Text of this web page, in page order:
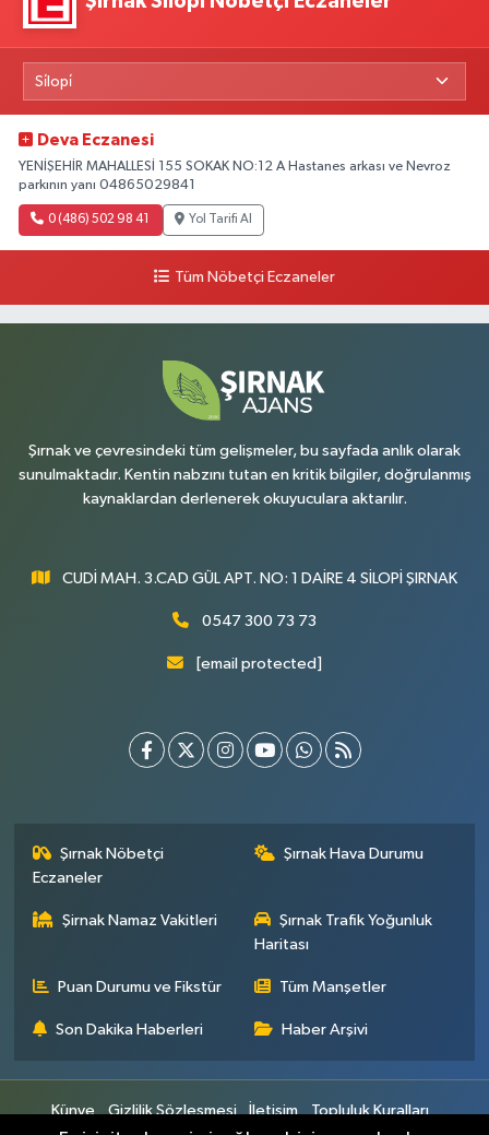
Deva Eczanesi
YENİŞEHİR MAHALLESİ 155 SOKAK NO:12 A Hastanes arkası ve Nevroz
parkının yanı 04865029841
0 (486) 502 98 41 Yol Tarifi Al
Tüm Nöbetçi Eczaneler
Şırnak ve çevresindeki tüm gelişmeler, bu sayfada anlık olarak
sunulmaktadır. Kentin nabzını tutan en kritik bilgiler, doğrulanmış
kaynaklardan derlenerek okuyuculara aktarılır.
CUDİ MAH. 3.CAD GÜL APT. NO: 1 DAİRE 4 SİLOPİ ŞIRNAK
0547 300 73 73
[email protected]
Şırnak Nöbetçi
Eczaneler
Şırnak Hava Durumu
Şirnak Namaz Vakitleri
Şırnak Trafik Yoğunluk
Haritası
Puan Durumu ve Fikstür Tüm Manşetler
Son Dakika Haberleri Haber Arşivi
Künye Gizlilik Sözleşmesi İletişim
Topluluk Kuralları